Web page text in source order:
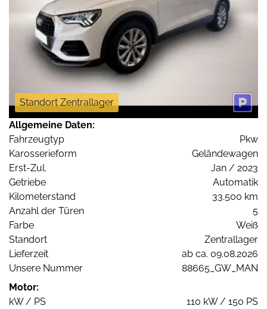
Standort Zentrallager
Allgemeine Daten:
Fahrzeugtyp
Pkw
Karosserieform
Geländewagen
Erst-Zul.
Jan / 2023
Getriebe
Automatik
Kilometerstand
33.500 km
Anzahl der Türen
5
Farbe
Weiß
Standort
Zentrallager
Lieferzeit
ab ca. 09.08.2026
Unsere Nummer
88665_GW_MAN
Motor:
kW / PS
110 kW / 150 PS